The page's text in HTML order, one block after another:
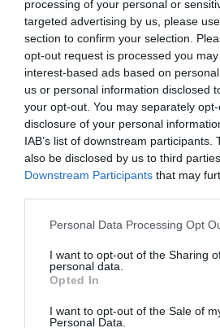
processing of your personal or
targeted advertising by us, please
section to confirm your selection.
opt-out request is processed you
interest-based ads based on
us or personal information disclosed
your opt-out. You may separately
disclosure of your personal
IAB’s list of downstream participants.
also be disclosed by us to third
Downstream Participants that may
Please note that this website/app
not limited to your visit or usage
grant or deny consent to Google and
use your data for below specified
consent section.
Personal Data Processing Opt
I want to opt-out of the Sharing
personal data.
Opted In
I want to opt-out of the Sale of
Personal Data.
Τίτλοι τέλους
Μεταμόρφωση του
συμβολισμός και η
Κάποιοι εντός ΕΛΑΣ